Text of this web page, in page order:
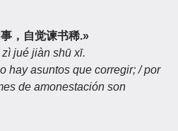
，自觉谏书稀.»
jué jiàn shū xī.
hay asuntos que corregir; / por
de amonestación son